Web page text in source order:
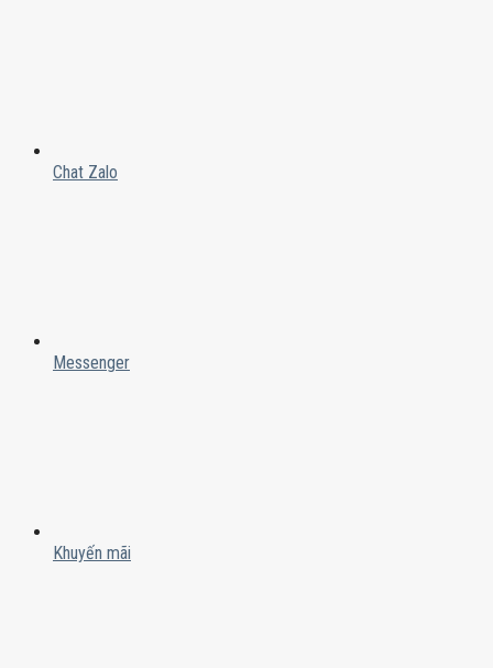
Chat Zalo
Messenger
Khuyến mãi